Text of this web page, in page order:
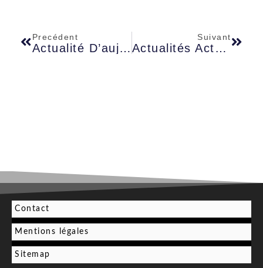
Precédent
Actualité D’aujourd’hui : Le Moment Insolite Qui Booste Votre Quotidien
Suivant
Actualités Actuelles : Entre Instabilité Mondiale Et Espoirs De Paix Possible
Contact
Mentions légales
Sitemap